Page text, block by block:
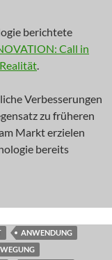
berichtete
Call in
.
Verbesserungen
zu früheren
Markt erzielen
bereits
ANWENDUNG